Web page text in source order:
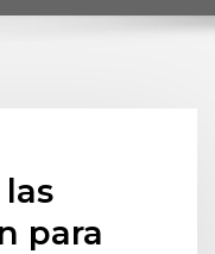
para